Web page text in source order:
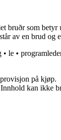
bruðr som
av en brud og
• le •
på kjøp.
kan ikke